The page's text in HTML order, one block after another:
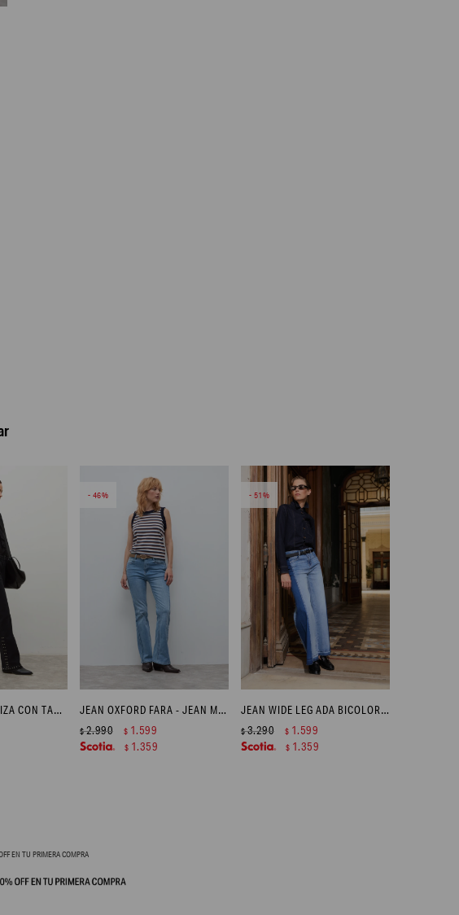
JEAN BOOTCUT LIZA CON TACHAS - NEGRO
46
JEAN OXFORD FARA - JEAN MEDIO
$2.990 $ 1.599
$ 1.359
51
JEAN WIDE LEG ADA BICOLOR - JEAN MEDIO
$3.290 $ 1.599
$ 1.359
EN TU PRIMERA COMPRA